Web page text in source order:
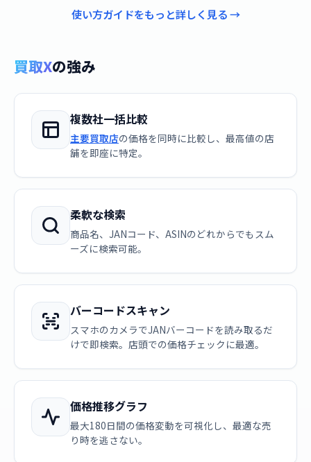
使い方ガイドをもっと詳しく見る →
買取Xの強み
複数社一括比較
主要買取店の価格を同時に比較し、最高値の店
舗を即座に特定。
柔軟な検索
商品名、JANコード、ASINのどれからでもスム
ーズに検索可能。
バーコードスキャン
スマホのカメラでJANバーコードを読み取るだ
けで即検索。店頭での価格チェックに最適。
価格推移グラフ
最大180日間の価格変動を可視化し、最適な売
り時を逃さない。